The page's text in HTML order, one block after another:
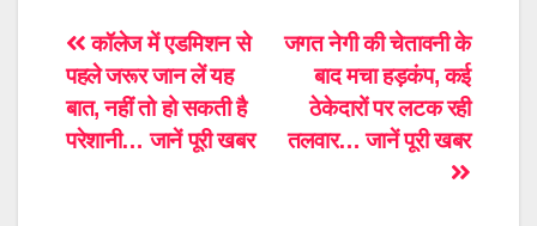
Post
navigation
जगत नेगी की चेतावनी के
बाद मचा हड़कंप, कई
ठेकेदारों पर लटक रही
तलवार… जानें पूरी खबर
कॉलेज में एडमिशन से
पहले जरूर जान लें यह
बात, नहीं तो हो सकती है
परेशानी… जानें पूरी खबर